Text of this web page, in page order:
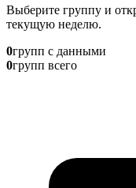
Выберите группу и
текущую неделю.
0групп с данными
0групп всего